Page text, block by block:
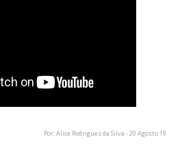
Por: Alice Rodrigues da Silva - 20 Agosto 19